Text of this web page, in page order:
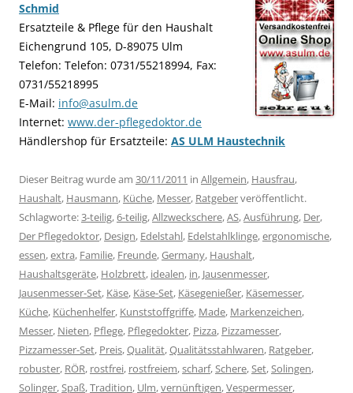
Schmid
Ersatzteile & Pflege für den Haushalt
Eichengrund 105, D-89075 Ulm
Telefon: Telefon: 0731/55218994, Fax:
0731/55218995
E-Mail: info@asulm.de
Internet: www.der-pflegedoktor.de
Händlershop für Ersatzteile: AS ULM Haustechnik
Dieser Beitrag wurde am 30/11/2011 in Allgemein, Hausfrau,
Haushalt, Hausmann, Küche, Messer, Ratgeberveröffentlicht.
Schlagworte:3-teilig,6-teilig,Allzweckschere,AS,Ausführung, Der,
Der Pflegedoktor, Design, Edelstahl, Edelstahlklinge,ergonomische,
essen,extra, Familie, Freunde,Germany, Haushalt,
Haushaltsgeräte, Holzbrett, idealen, in, Jausenmesser,
Jausenmesser-Set, Käse, Käse-Set, Käsegenießer, Käsemesser,
Küche, Küchenhelfer, Kunststoffgriffe, Made, Markenzeichen,
Messer, Nieten, Pflege, Pflegedokter, Pizza, Pizzamesser,
Pizzamesser-Set, Preis,Qualität,Qualitätsstahlwaren, Ratgeber,
robuster, RÖR, rostfrei, rostfreiem,scharf,Schere,Set,Solingen,
Solinger,Spaß,Tradition, Ulm,vernünftigen,Vespermesser,